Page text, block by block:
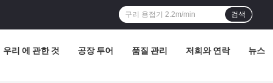
검색
우리 에 관한 것 공장 투어 품질 관리 저희와 연락 뉴스